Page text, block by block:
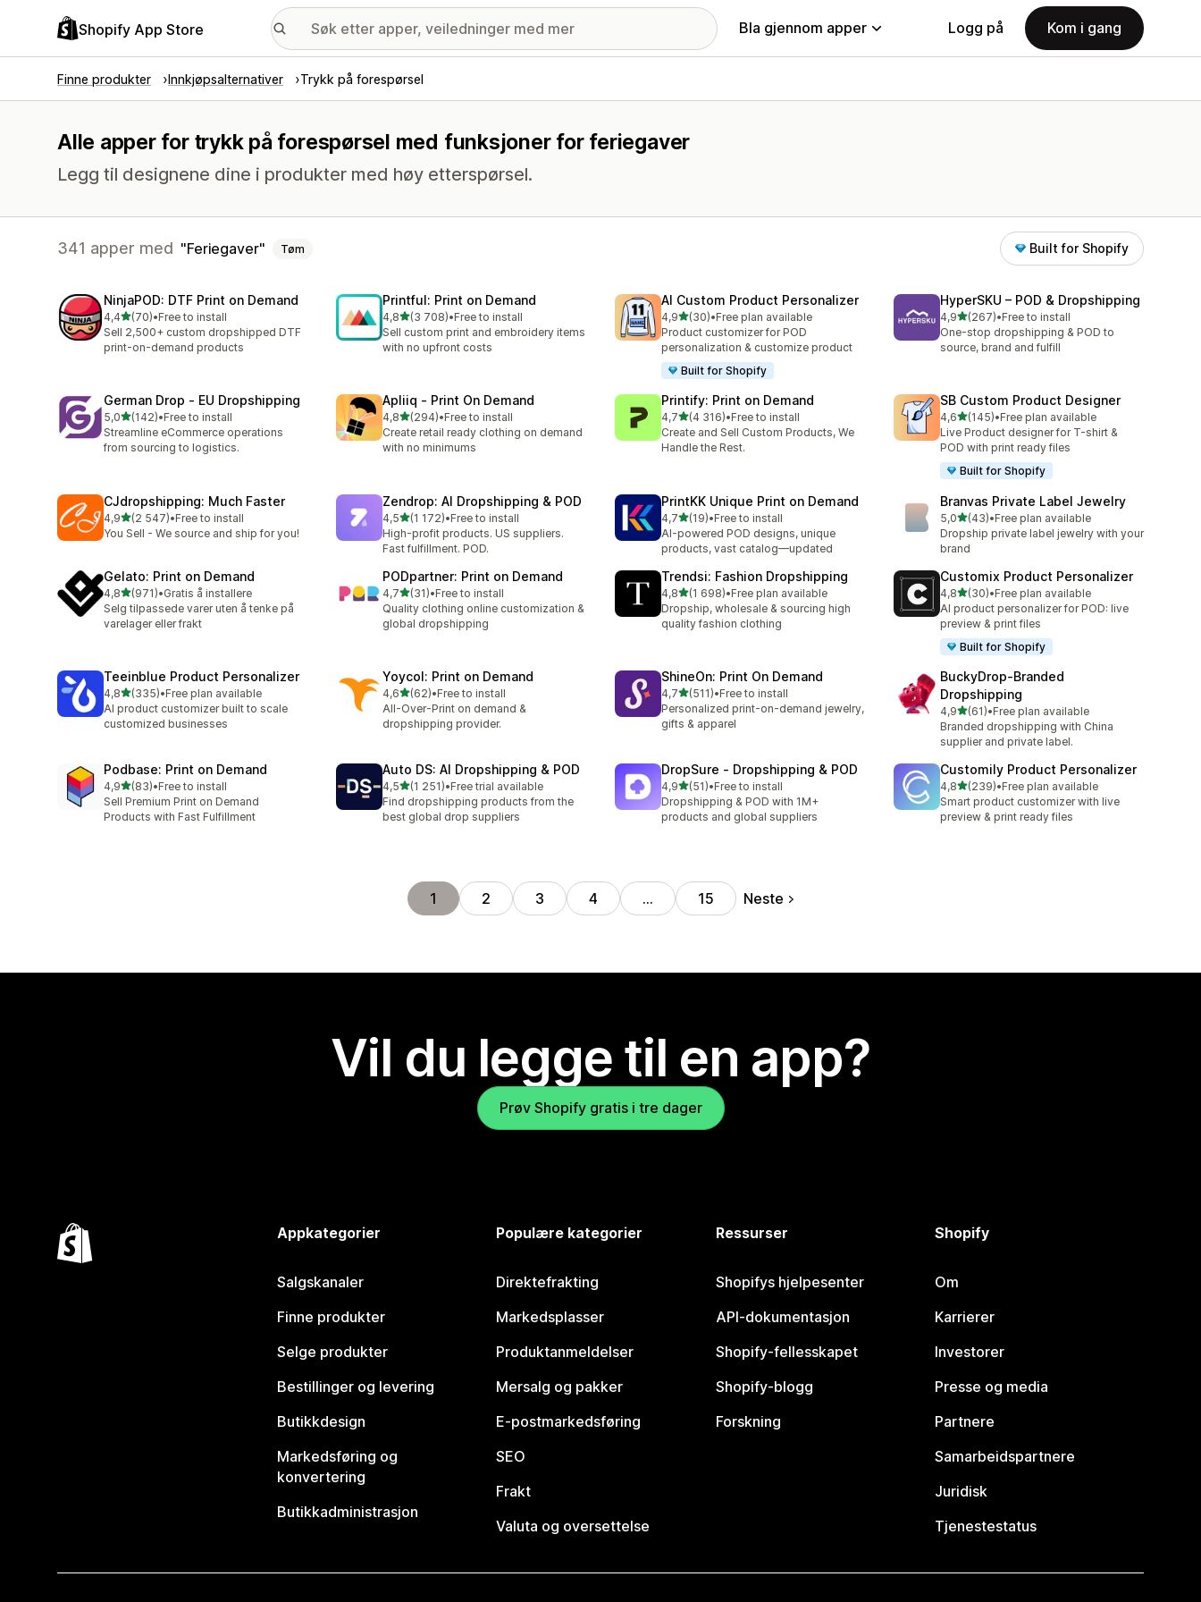
Shopify App Store Bla gjennom apper Logg på Kom i gang
Finne produkter Innkjøpsalternativer Trykk på forespørsel
Alle apper for trykk på forespørsel med funksjoner for feriegaver
Legg til designene dine i produkter med høy etterspørsel.
341 apper med Feriegaver Tøm Built for Shopify
NinjaPOD: DTF Print on Demand
4,4av 5 stjerner
(70)
Totalt 70 omtaler
•Free to install
Sell 2,500+ custom dropshipped DTF
print-on-demand products
Printful: Print on Demand
4,8av 5 stjerner
(3 708)
Totalt 3708 omtaler
•Free to install
Sell custom print and embroidery items
with no upfront costs
AI Custom Product Personalizer
4,9av 5 stjerner
(30)
Totalt 30 omtaler
•Free plan available
Product customizer for POD
personalization & customize product
Built for Shopify
HyperSKU – POD & Dropshipping
4,9av 5 stjerner
(267)
Totalt 267 omtaler
•Free to install
One-stop dropshipping & POD to
source, brand and fulfill
German Drop ‑ EU Dropshipping
5,0av 5 stjerner
(142)
Totalt 142 omtaler
•Free to install
Streamline eCommerce operations
from sourcing to logistics.
Apliiq ‑ Print On Demand
4,8av 5 stjerner
(294)
Totalt 294 omtaler
•Free to install
Create retail ready clothing on demand
with no minimums
Printify: Print on Demand
4,7av 5 stjerner
(4 316)
Totalt 4316 omtaler
•Free to install
Create and Sell Custom Products, We
Handle the Rest.
SB Custom Product Designer
4,6av 5 stjerner
(145)
Totalt 145 omtaler
•Free plan available
Live Product designer for T-shirt &
POD with print ready files
Built for Shopify
CJdropshipping: Much Faster
4,9av 5 stjerner
(2 547)
Totalt 2547 omtaler
•Free to install
You Sell - We source and ship for you!
Zendrop: AI Dropshipping & POD
4,5av 5 stjerner
(1 172)
Totalt 1172 omtaler
•Free to install
High-profit products. US suppliers.
Fast fulfillment. POD.
PrintKK Unique Print on Demand
4,7av 5 stjerner
(19)
Totalt 19 omtaler
•Free to install
AI-powered POD designs, unique
products, vast catalog—updated
Branvas Private Label Jewelry
5,0av 5 stjerner
(43)
Totalt 43 omtaler
•Free plan available
Dropship private label jewelry with your
brand
Gelato: Print on Demand
4,8av 5 stjerner
(971)
Totalt 971 omtaler
•Gratis å installere
Selg tilpassede varer uten å tenke på
varelager eller frakt
PODpartner: Print on Demand
4,7av 5 stjerner
(31)
Totalt 31 omtaler
•Free to install
Quality clothing online customization &
global dropshipping
Trendsi: Fashion Dropshipping
4,8av 5 stjerner
(1 698)
Totalt 1698 omtaler
•Free plan available
Dropship, wholesale & sourcing high
quality fashion clothing
Customix Product Personalizer
4,8av 5 stjerner
(30)
Totalt 30 omtaler
•Free plan available
AI product personalizer for POD: live
preview & print files
Built for Shopify
Teeinblue Product Personalizer
4,8av 5 stjerner
(335)
Totalt 335 omtaler
•Free plan available
AI product customizer built to scale
customized businesses
Yoycol: Print on Demand
4,6av 5 stjerner
(62)
Totalt 62 omtaler
•Free to install
All-Over-Print on demand &
dropshipping provider.
ShineOn: Print On Demand
4,7av 5 stjerner
(511)
Totalt 511 omtaler
•Free to install
Personalized print-on-demand jewelry,
gifts & apparel
BuckyDrop‑Branded
Dropshipping
4,9av 5 stjerner
(61)
Totalt 61 omtaler
•Free plan available
Branded dropshipping with China
supplier and private label.
Podbase: Print on Demand
4,9av 5 stjerner
(83)
Totalt 83 omtaler
•Free to install
Sell Premium Print on Demand
Products with Fast Fulfillment
Auto DS: AI Dropshipping & POD
4,5av 5 stjerner
(1 251)
Totalt 1251 omtaler
•Free trial available
Find dropshipping products from the
best global drop suppliers
DropSure ‑ Dropshipping & POD
4,9av 5 stjerner
(51)
Totalt 51 omtaler
•Free to install
Dropshipping & POD with 1M+
products and global suppliers
Customily Product Personalizer
4,8av 5 stjerner
(239)
Totalt 239 omtaler
•Free plan available
Smart product customizer with live
preview & print ready files
1 2 3 4 … 15 Neste
Vil du legge til en app?
Prøv Shopify gratis i tre dager
Appkategorier
Salgskanaler
Finne produkter
Selge produkter
Bestillinger og levering
Butikkdesign
Markedsføring og
konvertering
Butikkadministrasjon
Populære kategorier
Direktefrakting
Markedsplasser
Produktanmeldelser
Mersalg og pakker
E-postmarkedsføring
SEO
Frakt
Valuta og oversettelse
Ressurser
Shopifys hjelpesenter
API-dokumentasjon
Shopify-fellesskapet
Shopify-blogg
Forskning
Shopify
Om
Karrierer
Investorer
Presse og media
Partnere
Samarbeidspartnere
Juridisk
Tjenestestatus